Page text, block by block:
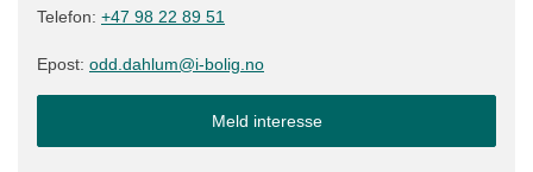
Telefon: +47 98 22 89 51
Epost: odd.dahlum@i-bolig.no
Meld interesse